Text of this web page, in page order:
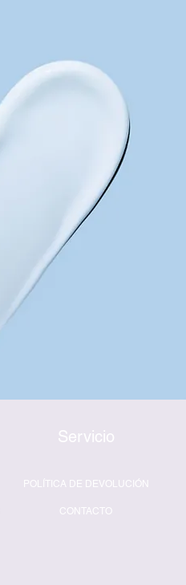
Servicio
POLÍTICA DE DEVOLUCIÓN
CONTACTO